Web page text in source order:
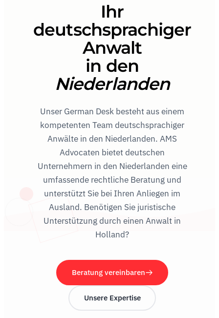
Ihr
deutschsprachiger
Anwalt
in den
Niederlanden
Unser German Desk besteht aus einem
kompetenten Team deutschsprachiger
Anwälte in den Niederlanden. AMS
Advocaten bietet deutschen
Unternehmern in den Niederlanden eine
umfassende rechtliche Beratung und
unterstützt Sie bei Ihren Anliegen im
Ausland. Benötigen Sie juristische
Unterstützung durch einen Anwalt in
Holland?
Beratung vereinbaren
Unsere Expertise